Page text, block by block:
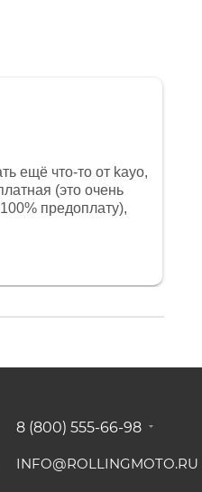
ещё что-то от kayo,
(это очень
предоплату),
детально всё
8 (800) 555-66-98
INFO@ROLLINGMOTO.RU